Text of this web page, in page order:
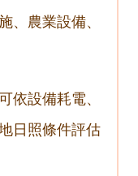
、農業設備、
依設備耗電、
日照條件評估